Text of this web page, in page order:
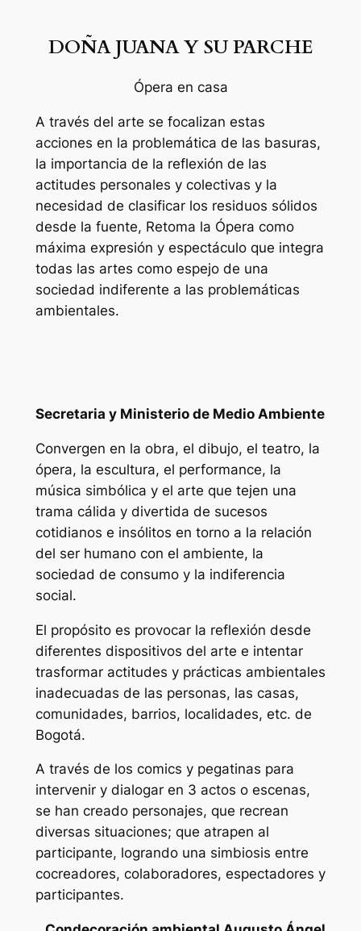
DOÑA JUANA Y SU PARCHE
Ópera en casa
A través del arte se focalizan estas
acciones en la problemática de las basuras,
la importancia de la reflexión de las
actitudes personales y colectivas y la
necesidad de clasificar los residuos sólidos
desde la fuente, Retoma la Ópera como
máxima expresión y espectáculo que integra
todas las artes como espejo de una
sociedad indiferente a las problemáticas
ambientales.
Secretaria y Ministerio de Medio Ambiente
Convergen en la obra, el dibujo, el teatro, la
ópera, la escultura, el performance, la
música simbólica y el arte que tejen una
trama cálida y divertida de sucesos
cotidianos e insólitos en torno a la relación
del ser humano con el ambiente, la
sociedad de consumo y la indiferencia
social.
El propósito es provocar la reflexión desde
diferentes dispositivos del arte e intentar
trasformar actitudes y prácticas ambientales
inadecuadas de las personas, las casas,
comunidades, barrios, localidades, etc. de
Bogotá.
A través de los comics y pegatinas para
intervenir y dialogar en 3 actos o escenas,
se han creado personajes, que recrean
diversas situaciones; que atrapen al
participante, logrando una simbiosis entre
cocreadores, colaboradores, espectadores y
participantes.